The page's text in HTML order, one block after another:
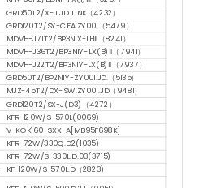
GRD50T2/X-J.JD.T.NK（4232）
GRD120T2/SY-CFA.ZY001（5479）
MDVH-J71T2/BP3N1X-LHⅡ（8241）
MDVH-J36T2/BP3N1Y-LX(B)Ⅱ（7941）
MDVH-J22T2/BP3N1Y-LX(B)Ⅱ（7937）
GRD50T2/BP2N1Y-ZY001.JD.（5135）
MJZ-45T2/DX-SW.ZY001.JD（9481）
GRD120T2/SX-J(D3)（4272）
KFR-120W/S-570L(0069)
V-KOK160-SXX-A[MB95F698K]
KFR-72W/330Q.D2(1035)
KFR-72W/S-330L.D.03(3715)
KF-120W/S-570L.D（2823)